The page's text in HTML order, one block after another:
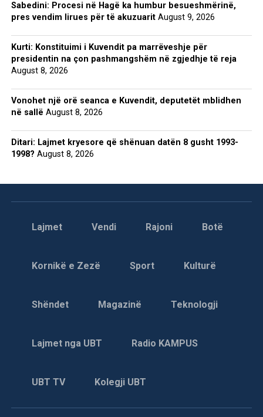
Sabedini: Procesi në Hagë ka humbur besueshmërinë,
pres vendim lirues për të akuzuarit August 9, 2026
Kurti: Konstituimi i Kuvendit pa marrëveshje për
presidentin na çon pashmangshëm në zgjedhje të reja
August 8, 2026
Vonohet një orë seanca e Kuvendit, deputetët mblidhen
në sallë August 8, 2026
Ditari: Lajmet kryesore që shënuan datën 8 gusht 1993-
1998? August 8, 2026
Lajmet Vendi Rajoni Botë
Kornikë e Zezë Sport Kulturë
Shëndet Magazinë Teknologji
Lajmet nga UBT Radio KAMPUS
UBT TV Kolegji UBT